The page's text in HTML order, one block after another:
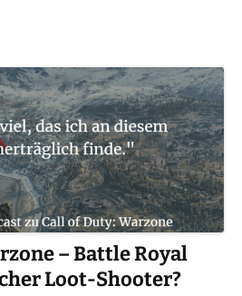
– Battle Royal
Loot-Shooter?